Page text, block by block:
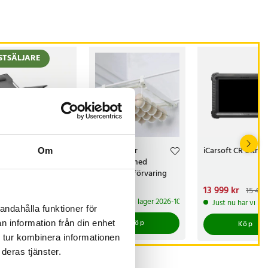
Om
funktioner för
information från din enhet
kombinera informationen
tjänster.
Strandstol
levereras inom 1-2 vardagar
Köp
Ägglåda för
kylskåpet med
utdragbar förvaring
Kommer i lager 2026-10-02
Köp
iCarsoft CR Ultra
Nuvarande pris
13 999 krTidigare
15 499 kr
13 999 kr 15
Just nu har vi
Köp